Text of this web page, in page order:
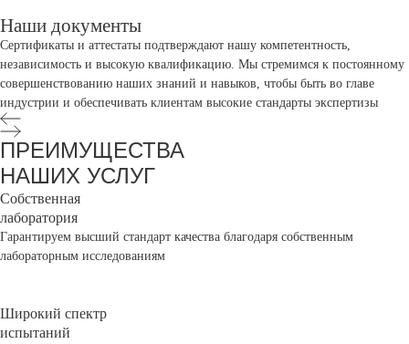
Наши документы
Сертификаты и аттестаты подтверждают нашу компетентность,
независимость и высокую квалификацию. Мы стремимся к постоянному
совершенствованию наших знаний и навыков, чтобы быть во главе
индустрии и обеспечивать клиентам высокие стандарты экспертизы
ПРЕИМУЩЕСТВА
НАШИХ УСЛУГ
Собственная
лаборатория
Гарантируем высший стандарт качества благодаря собственным
лабораторным исследованиям
Широкий спектр
испытаний